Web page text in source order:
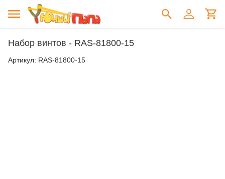
Набор винтов - RAS-81800-15
Артикул: RAS-81800-15